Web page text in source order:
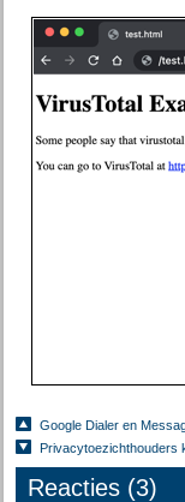
Google Dialer en
Privacytoezichthouders
Reacties (3)